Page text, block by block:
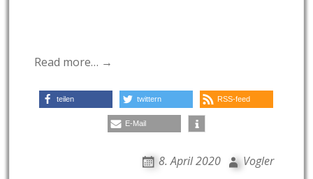
Read more… →
teilen twittern RSS-feed
E-Mail
8. April 2020 Vogler